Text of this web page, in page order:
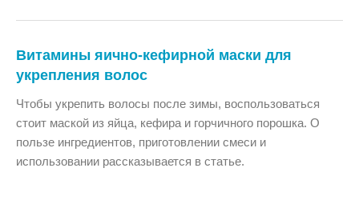
Витамины яично-кефирной маски для
укрепления волос
Чтобы укрепить волосы после зимы, воспользоваться
стоит маской из яйца, кефира и горчичного порошка. О
пользе ингредиентов, приготовлении смеси и
использовании рассказывается в статье.